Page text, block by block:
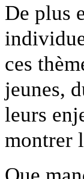
De plus
ces
jeunes,
leurs
montrer